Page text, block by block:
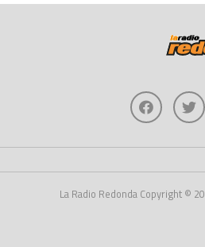
La Radio Redonda Copyright ©